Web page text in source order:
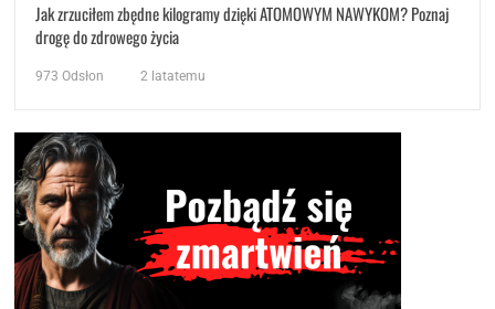
Jak zrzuciłem zbędne kilogramy dzięki ATOMOWYM NAWYKOM? Poznaj
drogę do zdrowego życia
973 Odsłon 2 latatemu